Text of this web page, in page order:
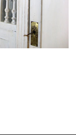
Vertikos